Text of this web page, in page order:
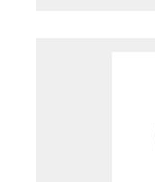
leicht changiert-
Zeiger-
mmAlle
wie das
Junkers heute
modernster
Bauhaus- und